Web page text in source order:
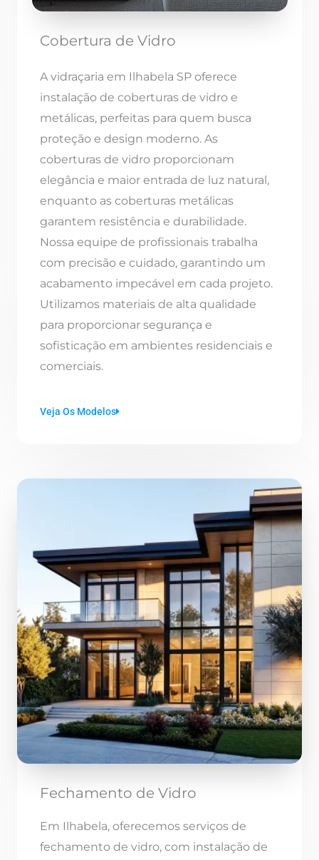
Cobertura de Vidro
A vidraçaria em Ilhabela SP oferece
instalação de coberturas de vidro e
metálicas, perfeitas para quem busca
proteção e design moderno. As
coberturas de vidro proporcionam
elegância e maior entrada de luz natural,
enquanto as coberturas metálicas
garantem resistência e durabilidade.
Nossa equipe de profissionais trabalha
com precisão e cuidado, garantindo um
acabamento impecável em cada projeto.
Utilizamos materiais de alta qualidade
para proporcionar segurança e
sofisticação em ambientes residenciais e
comerciais.
Veja Os Modelos
Fechamento de Vidro
Em Ilhabela, oferecemos serviços de
fechamento de vidro, com instalação de